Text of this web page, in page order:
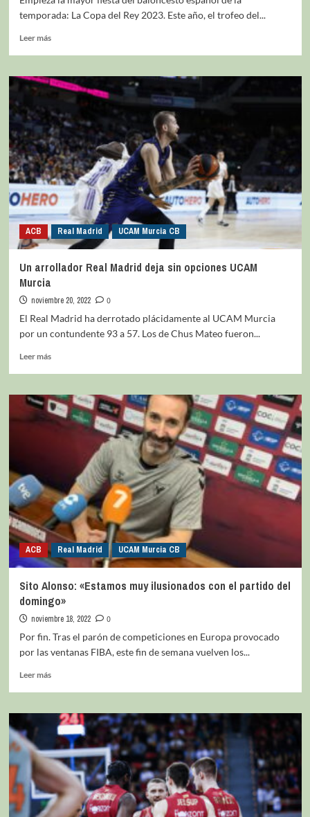
temporada: La Copa del Rey 2023. Este año, el trofeo del...
Leer más
ACB Real Madrid UCAM Murcia CB
Un arrollador Real Madrid deja sin opciones UCAM
Murcia
noviembre 20, 2022
0
El Real Madrid ha derrotado plácidamente al UCAM Murcia
por un contundente 93 a 57. Los de Chus Mateo fueron...
Leer más
ACB Real Madrid UCAM Murcia CB
Sito Alonso: «Estamos muy ilusionados con el partido del
domingo»
noviembre 18, 2022
0
Por fin. Tras el parón de competiciones en Europa provocado
por las ventanas FIBA, este fin de semana vuelven los...
Leer más